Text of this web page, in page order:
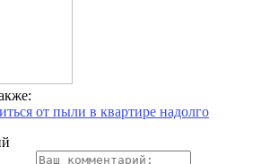
от пыли в квартире надолго